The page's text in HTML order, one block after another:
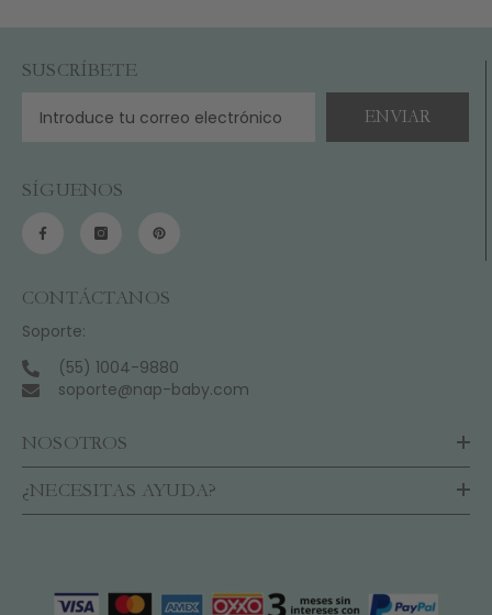
SUSCRÍBETE
ENVIAR
SÍGUENOS
CONTÁCTANOS
Soporte:
(55) 1004-9880
soporte@nap-baby.com
NOSOTROS
¿NECESITAS AYUDA?